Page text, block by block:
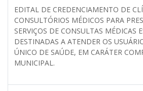
EDITAL DE CREDENCIAMENTO DE
CONSULTÓRIOS MÉDICOS PARA
SERVIÇOS DE CONSULTAS MÉDICAS
DESTINADAS A ATENDER OS
ÚNICO DE SAÚDE, EM CARÁTER
MUNICIPAL.